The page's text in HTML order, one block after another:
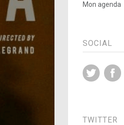
Mon agenda
SOCIAL
Twitter
TWITTER